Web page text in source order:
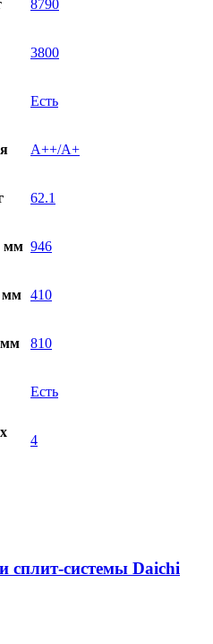
8790
3800
Есть
A++/A+
62.1
мм 946
мм 410
мм 810
Есть
4
системы Daichi